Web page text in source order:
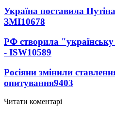
Україна поставила
ЗМІ10678
РФ створила
- ISW10589
Росіяни змінили
опитування9403
Читати коментарі